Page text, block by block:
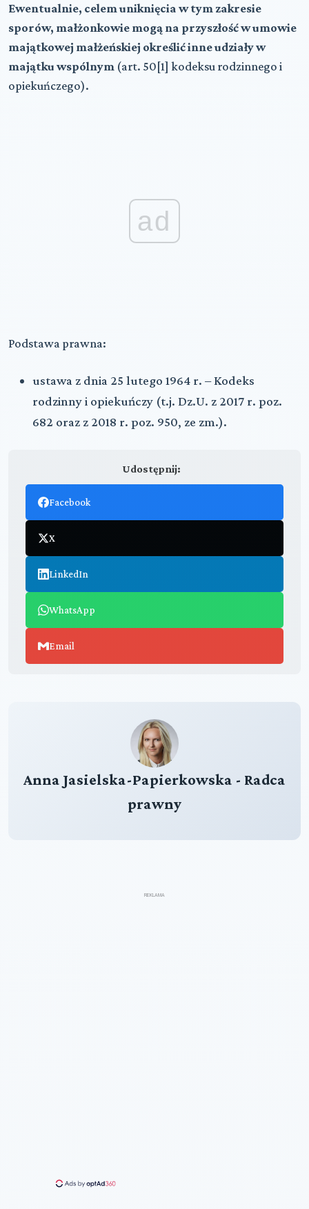
Ewentualnie, celem uniknięcia w tym zakresie
sporów, małżonkowie mogą na przyszłość w umowie
majątkowej małżeńskiej określić inne udziały w
majątku wspólnym (art. 50[1] kodeksu rodzinnego i
opiekuńczego).
ad
Podstawa prawna:
ustawa z dnia 25 lutego 1964 r. – Kodeks
rodzinny i opiekuńczy (t.j. Dz.U. z 2017 r. poz.
682 oraz z 2018 r. poz. 950, ze zm.).
Udostępnij:
Facebook
X
LinkedIn
WhatsApp
Email
Anna Jasielska-Papierkowska - Radca
prawny
REKLAMA